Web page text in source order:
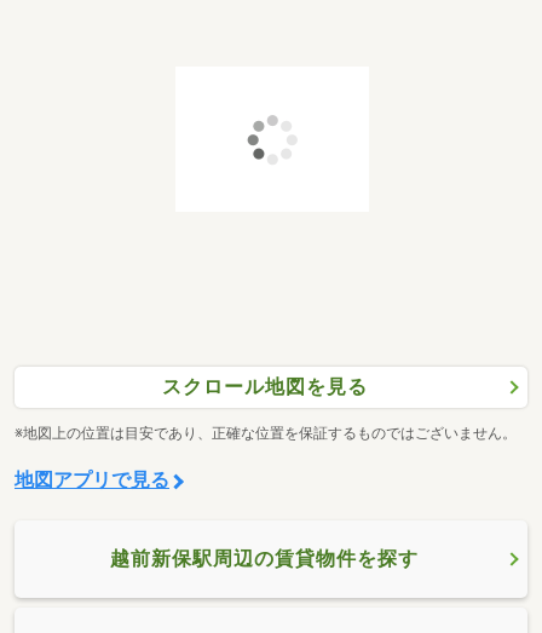
スクロール地図を見る
※地図上の位置は目安であり、正確な位置を保証するものではございません。
地図アプリで見る
越前新保駅周辺の賃貸物件を探す